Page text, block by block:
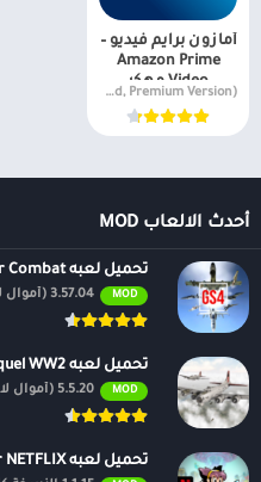
أمازون برايم فيديو –
Amazon Prime
Video مهكر
v3.0.347.7357 (VIP Unlocked, Premium Version)
أحدث الالعاب MOD
تحميل لعبه GS4 Realistic Air Combat مهكره للاندرويد
MOD 3.57.04 (أموال لا نهائية + جميع المستويات)
تحميل لعبه Gunship Sequel WW2 مهكره للاندرويد
MOD 5.5.20 (أموال لا نهائية + جميع المستويات)
تحميل لعبه Arranger NETFLIX مهكره للاندرويد